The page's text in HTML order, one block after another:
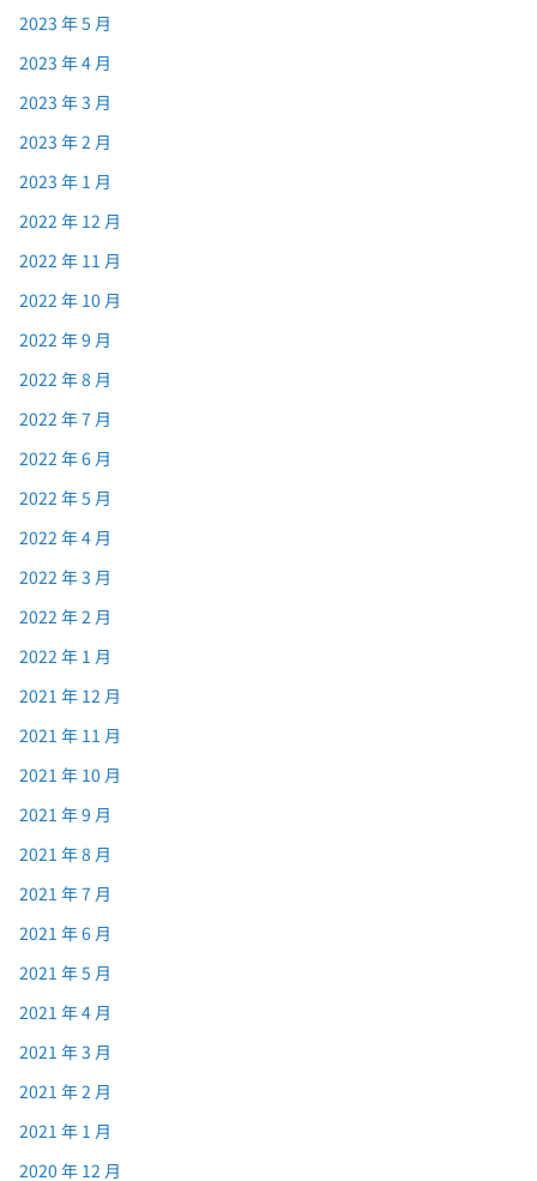
2023 年 5 月
2023 年 4 月
2023 年 3 月
2023 年 2 月
2023 年 1 月
2022 年 12 月
2022 年 11 月
2022 年 10 月
2022 年 9 月
2022 年 8 月
2022 年 7 月
2022 年 6 月
2022 年 5 月
2022 年 4 月
2022 年 3 月
2022 年 2 月
2022 年 1 月
2021 年 12 月
2021 年 11 月
2021 年 10 月
2021 年 9 月
2021 年 8 月
2021 年 7 月
2021 年 6 月
2021 年 5 月
2021 年 4 月
2021 年 3 月
2021 年 2 月
2021 年 1 月
2020 年 12 月